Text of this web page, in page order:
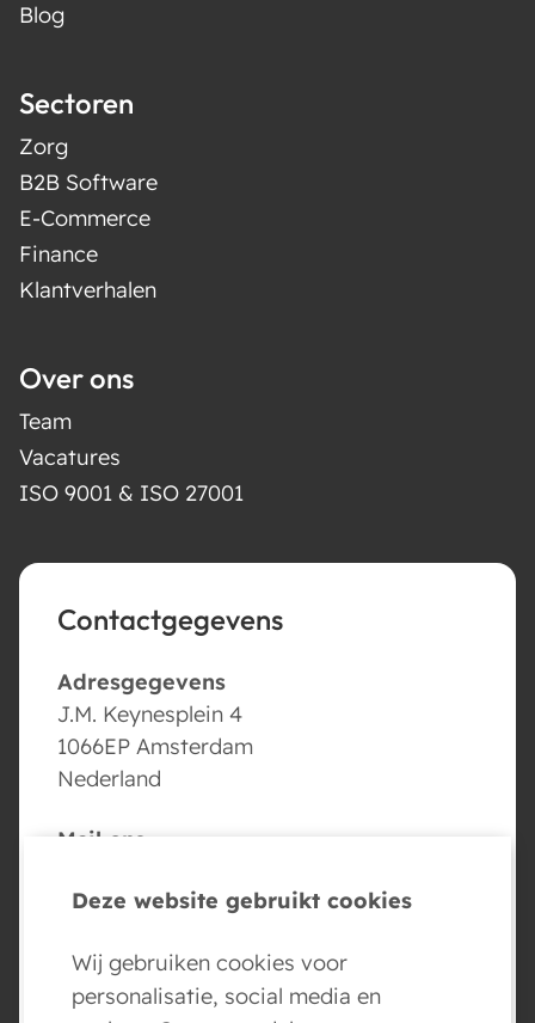
Blog
Sectoren
Zorg
B2B Software
E-Commerce
Finance
Klantverhalen
Over ons
Team
Vacatures
ISO 9001 & ISO 27001
Contactgegevens
Adresgegevens
J.M. Keynesplein 4
1066EP Amsterdam
Nederland
Mail ons
Deze website gebruikt cookies
Wij gebruiken cookies voor
personalisatie, social media en